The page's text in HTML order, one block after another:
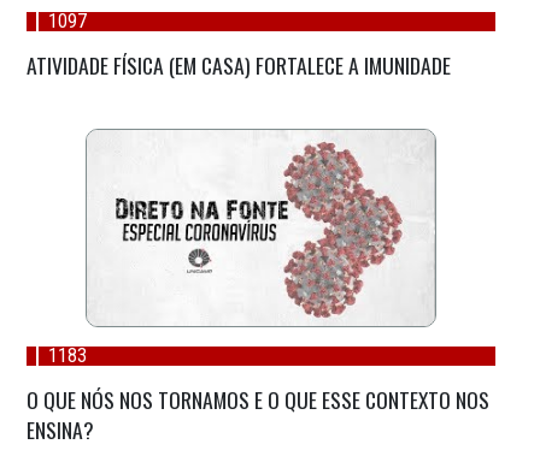
1097
ATIVIDADE FÍSICA (EM CASA) FORTALECE A IMUNIDADE
1183
O QUE NÓS NOS TORNAMOS E O QUE ESSE CONTEXTO NOS
ENSINA?